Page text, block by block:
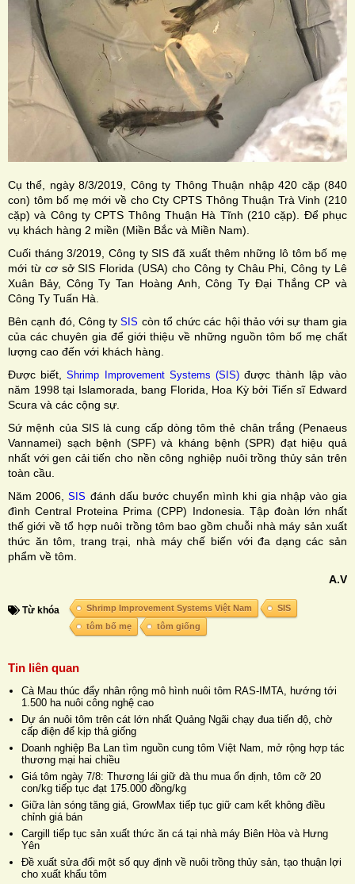
Cụ thể, ngày 8/3/2019, Công ty Thông Thuận nhập 420 cặp (840
con) tôm bố mẹ mới về cho Cty CPTS Thông Thuận Trà Vinh (210
cặp) và Công ty CPTS Thông Thuận Hà Tĩnh (210 cặp). Để phục
vụ khách hàng 2 miền (Miền Bắc và Miền Nam).
Cuối tháng 3/2019, Công ty SIS đã xuất thêm những lô tôm bố mẹ
mới từ cơ sở SIS Florida (USA) cho Công ty Châu Phi, Công ty Lê
Xuân Bảy, Công Ty Tan Hoàng Anh, Công Ty Đại Thắng CP và
Công Ty Tuấn Hà.
Bên cạnh đó, Công tySIS còn tổ chức các hội thảo với sự tham gia
của các chuyên gia để giới thiệu về những nguồn tôm bố mẹ chất
lượng cao đến với khách hàng.
Được biết,Shrimp Improvement Systems (SIS) được thành lập vào
năm 1998 tại Islamorada, bang Florida, Hoa Kỳ bởi Tiến sĩ Edward
Scura và các cộng sự.
Sứ mệnh của SIS là cung cấp dòng tôm thẻ chân trắng (Penaeus
Vannamei) sạch bệnh (SPF) và kháng bệnh (SPR) đạt hiệu quả
nhất với gen cải tiến cho nền công nghiệp nuôi trồng thủy sản trên
toàn cầu.
Năm 2006,SIS đánh dấu bước chuyển mình khi gia nhập vào gia
đình Central Proteina Prima (CPP) Indonesia. Tập đoàn lớn nhất
thế giới về tổ hợp nuôi trồng tôm bao gồm chuỗi nhà máy sản xuất
thức ăn tôm, trang trại, nhà máy chế biến với đa dạng các sản
phẩm về tôm.
A.V
Từ khóa Shrimp Improvement Systems Việt Nam
SIS
tôm bố mẹ
tôm giống
Tin liên quan
Cà Mau thúc đẩy nhân rộng mô hình nuôi tôm RAS-IMTA, hướng tới
1.500 ha nuôi công nghệ cao
Dự án nuôi tôm trên cát lớn nhất Quảng Ngãi chạy đua tiến độ, chờ
cấp điện để kịp thả giống
Doanh nghiệp Ba Lan tìm nguồn cung tôm Việt Nam, mở rộng hợp tác
thương mại hai chiều
Giá tôm ngày 7/8: Thương lái giữ đà thu mua ổn định, tôm cỡ 20
con/kg tiếp tục đạt 175.000 đồng/kg
Giữa làn sóng tăng giá, GrowMax tiếp tục giữ cam kết không điều
chỉnh giá bán
Cargill tiếp tục sản xuất thức ăn cá tại nhà máy Biên Hòa và Hưng
Yên
Đề xuất sửa đổi một số quy định về nuôi trồng thủy sản, tạo thuận lợi
cho xuất khẩu tôm